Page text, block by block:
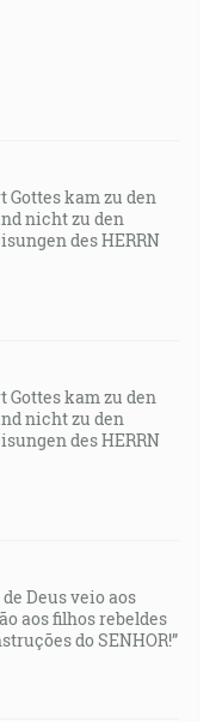
Gottes kam zu den
nicht zu den
des HERRN
Gottes kam zu den
nicht zu den
des HERRN
de Deus veio aos
aos filhos rebeldes
do SENHOR!”